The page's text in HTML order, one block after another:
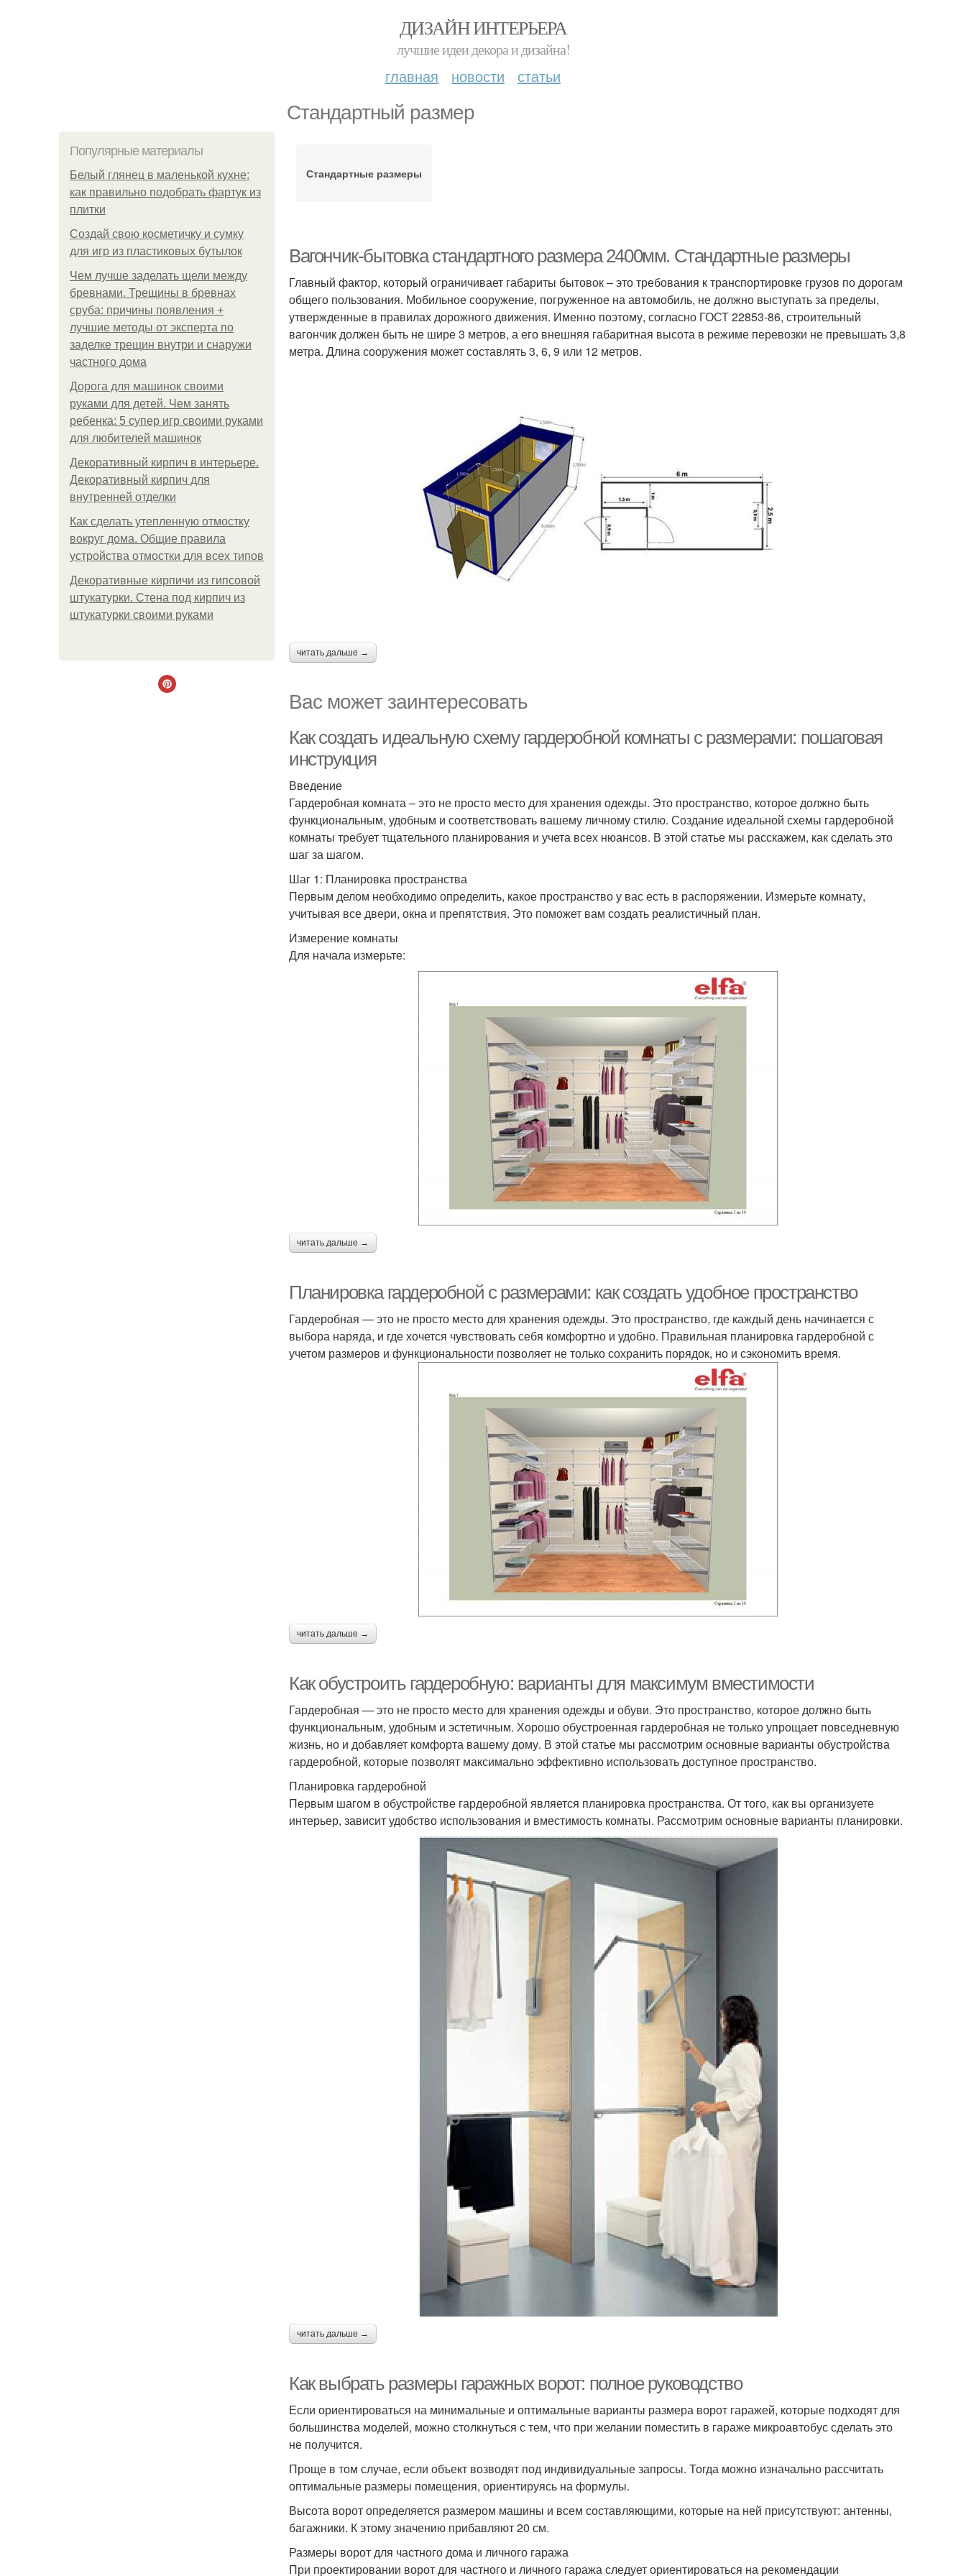
ДИЗАЙН ИНТЕРЬЕРА
лучшие идеи декора и дизайна!
главная новости статьи
Стандартный размер
Популярные материалы
Белый глянец в маленькой кухне:
как правильно подобрать фартук из
плитки
Создай свою косметичку и сумку
для игр из пластиковых бутылок
Чем лучше заделать щели между
бревнами. Трещины в бревнах
сруба: причины появления +
лучшие методы от эксперта по
заделке трещин внутри и снаружи
частного дома
Дорога для машинок своими
руками для детей. Чем занять
ребенка: 5 супер игр своими руками
для любителей машинок
Декоративный кирпич в интерьере.
Декоративный кирпич для
внутренней отделки
Как сделать утепленную отмостку
вокруг дома. Общие правила
устройства отмостки для всех типов
Декоративные кирпичи из гипсовой
штукатурки. Стена под кирпич из
штукатурки своими руками
Стандартные размеры
Вагончик-бытовка стандартного размера 2400мм. Стандартные размеры
Главный фактор, который ограничивает габариты бытовок – это требования к транспортировке грузов по дорогам
общего пользования. Мобильное сооружение, погруженное на автомобиль, не должно выступать за пределы,
утвержденные в правилах дорожного движения. Именно поэтому, согласно ГОСТ 22853-86, строительный
вагончик должен быть не шире 3 метров, а его внешняя габаритная высота в режиме перевозки не превышать 3,8
метра. Длина сооружения может составлять 3, 6, 9 или 12 метров.
читать дальше →
Вас может заинтересовать
Как создать идеальную схему гардеробной комнаты с размерами: пошаговая
инструкция
Введение
Гардеробная комната – это не просто место для хранения одежды. Это пространство, которое должно быть
функциональным, удобным и соответствовать вашему личному стилю. Создание идеальной схемы гардеробной
комнаты требует тщательного планирования и учета всех нюансов. В этой статье мы расскажем, как сделать это
шаг за шагом.
Шаг 1: Планировка пространства
Первым делом необходимо определить, какое пространство у вас есть в распоряжении. Измерьте комнату,
учитывая все двери, окна и препятствия. Это поможет вам создать реалистичный план.
Измерение комнаты
Для начала измерьте:
читать дальше →
Планировка гардеробной с размерами: как создать удобное пространство
Гардеробная — это не просто место для хранения одежды. Это пространство, где каждый день начинается с
выбора наряда, и где хочется чувствовать себя комфортно и удобно. Правильная планировка гардеробной с
учетом размеров и функциональности позволяет не только сохранить порядок, но и сэкономить время.
читать дальше →
Как обустроить гардеробную: варианты для максимум вместимости
Гардеробная — это не просто место для хранения одежды и обуви. Это пространство, которое должно быть
функциональным, удобным и эстетичным. Хорошо обустроенная гардеробная не только упрощает повседневную
жизнь, но и добавляет комфорта вашему дому. В этой статье мы рассмотрим основные варианты обустройства
гардеробной, которые позволят максимально эффективно использовать доступное пространство.
Планировка гардеробной
Первым шагом в обустройстве гардеробной является планировка пространства. От того, как вы организуете
интерьер, зависит удобство использования и вместимость комнаты. Рассмотрим основные варианты планировки.
читать дальше →
Как выбрать размеры гаражных ворот: полное руководство
Если ориентироваться на минимальные и оптимальные варианты размера ворот гаражей, которые подходят для
большинства моделей, можно столкнуться с тем, что при желании поместить в гараже микроавтобус сделать это
не получится.
Проще в том случае, если объект возводят под индивидуальные запросы. Тогда можно изначально рассчитать
оптимальные размеры помещения, ориентируясь на формулы.
Высота ворот определяется размером машины и всем составляющими, которые на ней присутствуют: антенны,
багажники. К этому значению прибавляют 20 см.
Размеры ворот для частного дома и личного гаража
При проектировании ворот для частного и личного гаража следует ориентироваться на рекомендации